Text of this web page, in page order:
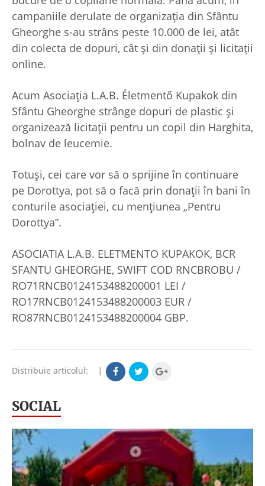
campaniile derulate de organizația din Sfântu
Gheorghe s-au strâns peste 10.000 de lei, atât
din colecta de dopuri, cât și din donații și licitații
online.
Acum Asociația L.A.B. Életmentő Kupakok din
Sfântu Gheorghe strânge dopuri de plastic și
organizează licitații pentru un copil din Harghita,
bolnav de leucemie.
Totuși, cei care vor să o sprijine în continuare
pe Dorottya, pot să o facă prin donații în bani în
conturile asociației, cu mențiunea „Pentru
Dorottya”.
ASOCIATIA L.A.B. ELETMENTO KUPAKOK, BCR
SFANTU GHEORGHE, SWIFT COD RNCBROBU /
RO71RNCB0124153488200001 LEI /
RO17RNCB0124153488200003 EUR /
RO87RNCB0124153488200004 GBP.
Distribuie articolul: |
SOCIAL